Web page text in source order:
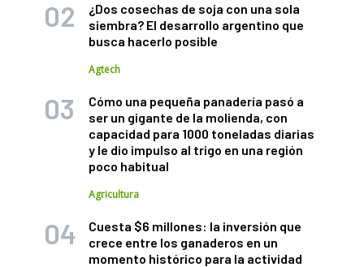
¿Dos cosechas de soja con una sola
siembra? El desarrollo argentino que
busca hacerlo posible
Agtech
Cómo una pequeña panadería pasó a
ser un gigante de la molienda, con
capacidad para 1000 toneladas diarias
y le dio impulso al trigo en una región
poco habitual
Agricultura
Cuesta $6 millones: la inversión que
crece entre los ganaderos en un
momento histórico para la actividad